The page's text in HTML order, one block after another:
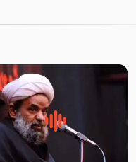
روضه جانسوز پاره های جگر امام